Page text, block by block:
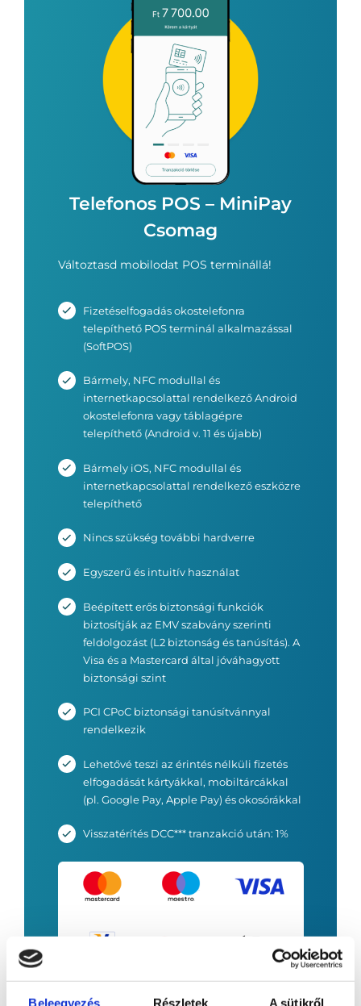
Beleegyezés Részletek A sütikről
Telefonos POS – MiniPay
Csomag
Változtasd mobilodat POS terminállá!
Fizetéselfogadás okostelefonra
telepíthető POS terminál alkalmazással
(SoftPOS)
Bármely, NFC modullal és
internetkapcsolattal rendelkező Android
okostelefonra vagy táblagépre
telepíthető (Android v. 11 és újabb)
Bármely iOS, NFC modullal és
internetkapcsolattal rendelkező eszközre
telepíthető
Nincs szükség további hardverre
Egyszerű és intuitív használat
Beépített erős biztonsági funkciók
biztosítják az EMV szabvány szerinti
feldolgozást (L2 biztonság és tanúsítás). A
Visa és a Mastercard által jóváhagyott
biztonsági szint
PCI CPoC biztonsági tanúsítvánnyal
rendelkezik
Lehetővé teszi az érintés nélküli fizetés
elfogadását kártyákkal, mobiltárcákkal
(pl. Google Pay, Apple Pay) és okosórákkal
Visszatérítés DCC*** tranzakció után: 1%